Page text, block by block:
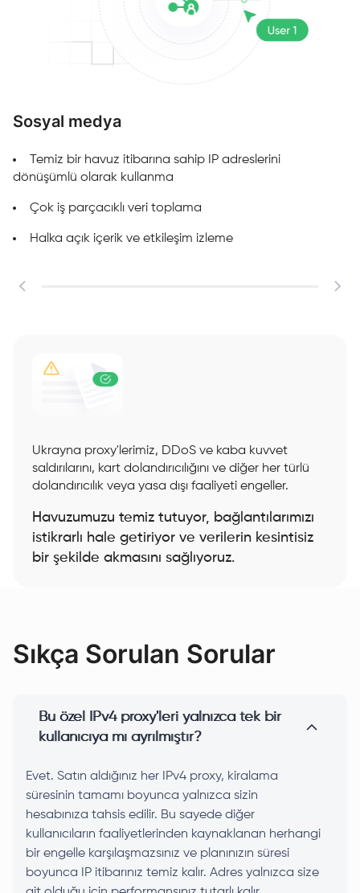
Sosyal medya
Temiz bir havuz itibarına sahip IP adreslerini
dönüşümlü olarak kullanma
Çok iş parçacıklı veri toplama
Halka açık içerik ve etkileşim izleme
Ukrayna proxy'lerimiz, DDoS ve kaba kuvvet
saldırılarını, kart dolandırıcılığını ve diğer her türlü
dolandırıcılık veya yasa dışı faaliyeti engeller.
Havuzumuzu temiz tutuyor, bağlantılarımızı
istikrarlı hale getiriyor ve verilerin kesintisiz
bir şekilde akmasını sağlıyoruz.
Sıkça Sorulan Sorular
Bu özel IPv4 proxy'leri yalnızca tek bir
kullanıcıya mı ayrılmıştır?
Evet. Satın aldığınız her IPv4 proxy, kiralama
süresinin tamamı boyunca yalnızca sizin
hesabınıza tahsis edilir. Bu sayede diğer
kullanıcıların faaliyetlerinden kaynaklanan herhangi
bir engelle karşılaşmazsınız ve planınızın süresi
boyunca IP itibarınız temiz kalır. Adres yalnızca size